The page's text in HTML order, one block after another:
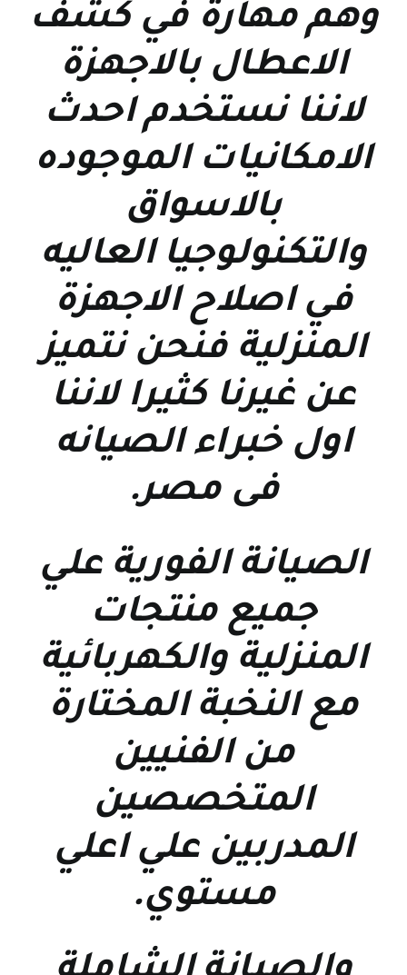
وهم مهارة في كشف
الاعطال بالاجهزة
لاننا نستخدم احدث
الامكانيات الموجوده
بالاسواق
والتكنولوجيا العاليه
في اصلاح الاجهزة
المنزلية فنحن نتميز
عن غيرنا كثيرا لاننا
اول خبراء الصيانه
فى مصر.
الصيانة الفورية علي
جميع منتجات
المنزلية والكهربائية
مع النخبة المختارة
من الفنيين
المتخصصين
المدربين علي اعلي
مستوي.